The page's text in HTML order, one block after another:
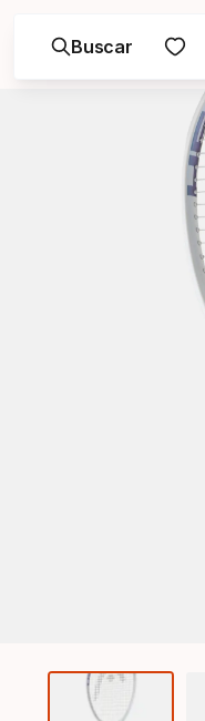
Buscar